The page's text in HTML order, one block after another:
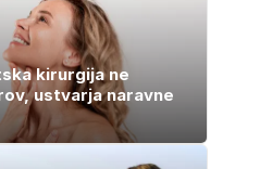
kirurgija ne
ustvarja naravne